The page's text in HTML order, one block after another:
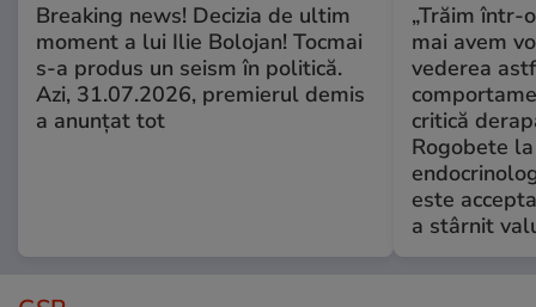
Breaking news! Decizia de ultim
moment a lui Ilie Bolojan! Tocmai
s-a produs un seism în politică.
Azi, 31.07.2026, premierul demis
a anunțat tot
„Trăim într-
mai avem
vederea
critică
Rogobete
este
a stârnit